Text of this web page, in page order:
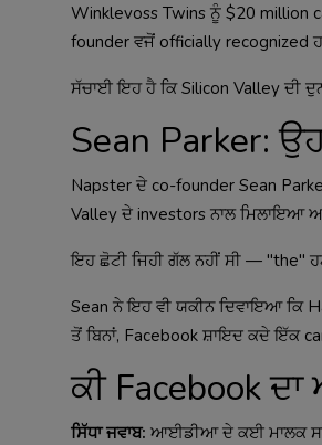
Winklevoss Twins ਨੂੰ $20 million
founder ਵਜੋਂ officially recognized
ਸੱਚਾਈ ਇਹ ਹੈ ਕਿ Silicon Valley
Sean Parker:
Napster ਦੇ co-founder Sean
Valley ਦੇ investors ਨਾਲ ਮਿਲਾਇਆ
ਇਹ ਛੋਟੀ ਜਿਹੀ ਗੱਲ ਨਹੀਂ ਸੀ — "the"
Sean ਨੇ ਇਹ ਵੀ ਯਕੀਨ ਦਿਵਾਇਆ ਕਿ
ਤੋਂ ਬਿਨਾਂ, Facebook ਸ਼ਾਇਦ ਕਦੇ ਇੱਕ
ਕੀ Facebook
ਸਿੱਧਾ ਜਵਾਬ: ਆਈਡੀਆ ਦੇ ਕਈ ਮਾਲਕ